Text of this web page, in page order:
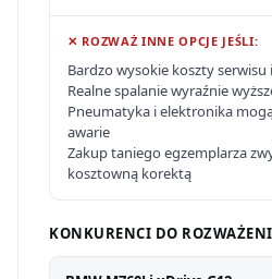
✕ ROZWAŻ INNE OPCJE JEŚLI:
Bardzo wysokie koszty serwisu
Realne spalanie wyraźnie
Pneumatyka i elektronika
awarie
Zakup taniego egzemplarza
kosztowną korektą
KONKURENCI DO